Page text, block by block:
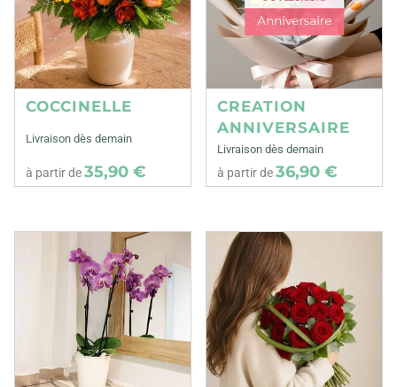
COCCINELLE
Livraison dès demain
à partir de35,90 €
CREATION
ANNIVERSAIRE
Livraison dès demain
à partir de36,90 €